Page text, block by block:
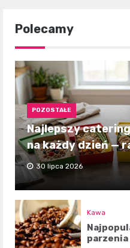
Polecamy
POZOSTAŁE
Najlepszy
na każdy dzień —
30 lipca 2026
Kawa